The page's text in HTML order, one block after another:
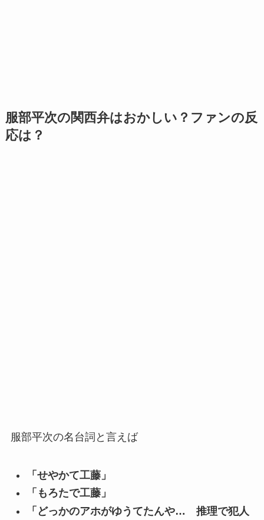
服部平次の関西弁はおかしい？ファンの反
応は？
服部平次の名台詞と言えば
「せやかて工藤」
「もろたで工藤」
「どっかのアホがゆうてたんや… 推理で犯人